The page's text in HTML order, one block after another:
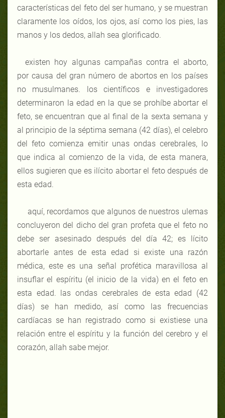
características del feto del ser humano, y se muestran
claramente los oídos, los ojos, así como los pies, las
manos y los dedos, allah sea glorificado.
existen hoy algunas campañas contra el aborto,
por causa del gran número de abortos en los países
no musulmanes. los científicos e investigadores
determinaron la edad en la que se prohíbe abortar el
feto, se encuentran que al final de la sexta semana y
al principio de la séptima semana (42 días), el celebro
del feto comienza emitir unas ondas cerebrales, lo
que indica al comienzo de la vida, de esta manera,
ellos sugieren que es ilícito abortar el feto después de
esta edad.
aquí, recordamos que algunos de nuestros ulemas
concluyeron del dicho del gran profeta que el feto no
debe ser asesinado después del día 42; es lícito
abortarle antes de esta edad si existe una razón
médica, este es una señal profética maravillosa al
insuflar el espíritu (el inicio de la vida) en el feto en
esta edad.
las ondas cerebrales de esta edad (42
días) se han medido, así como las frecuencias
cardíacas se han registrado como si existiese una
relación entre el espíritu y la función del cerebro y el
corazón, allah sabe mejor.